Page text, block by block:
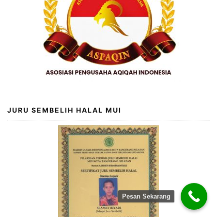
JURU SEMBELIH HALAL MUI
Pesan Sekarang